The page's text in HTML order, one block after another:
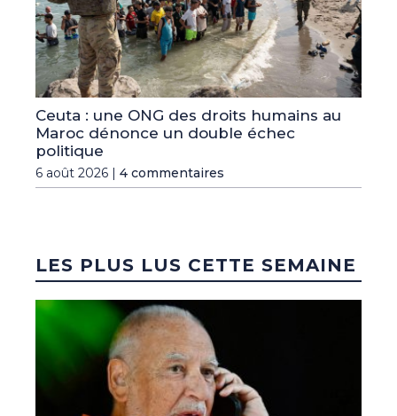
Ceuta : une ONG des droits humains au
Maroc dénonce un double échec
politique
6 août 2026 | 4 commentaires
LES PLUS LUS CETTE SEMAINE